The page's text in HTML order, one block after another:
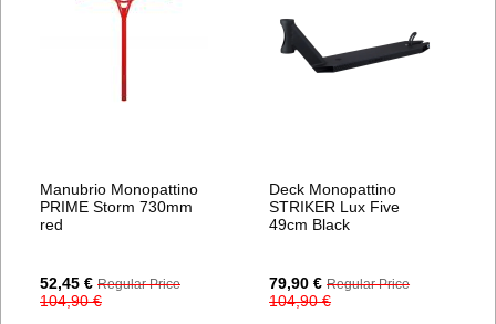
Manubrio Monopattino
PRIME Storm 730mm
red
Special
Price
52,45 € Regular Price
104,90 €
Deck Monopattino
STRIKER Lux Five
49cm Black
Special
Price
79,90 € Regular Price
104,90 €